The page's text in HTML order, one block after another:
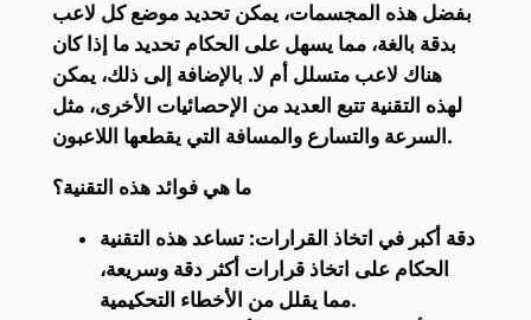
بفضل هذه المجسمات، يمكن تحديد موضع كل لاعب
بدقة بالغة، مما يسهل على الحكام تحديد ما إذا كان
هناك لاعب متسلل أم لا. بالإضافة إلى ذلك، يمكن
لهذه التقنية تتبع العديد من الإحصائيات الأخرى، مثل
السرعة والتسارع والمسافة التي يقطعها اللاعبون.
ما هي فوائد هذه التقنية؟
دقة أكبر في اتخاذ القرارات: تساعد هذه التقنية
الحكام على اتخاذ قرارات أكثر دقة وسريعة،
مما يقلل من الأخطاء التحكيمية.